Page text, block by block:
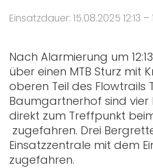
Einsatzdauer: 15.08.2025 12:13 –
Nach Alarmierung um
über einen MTB Sturz mit
oberen Teil des Flowtrails
Baumgartnerhof sind vier
direkt zum Treffpunkt
zugefahren. Drei
Einsatzzentrale mit dem
zugefahren.